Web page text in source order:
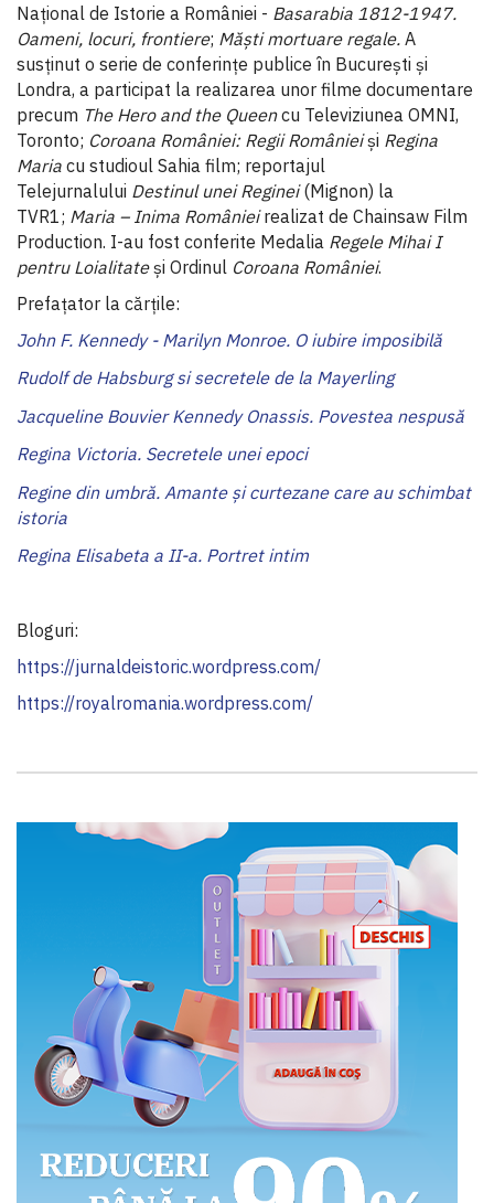
Național de Istorie a României - Basarabia 1812-1947.
Oameni, locuri, frontiere; Măști mortuare regale. A
susținut o serie de conferințe publice în București și
Londra, a participat la realizarea unor filme documentare
precum The Hero and the Queencu Televiziunea OMNI,
Toronto; Coroana României: Regii Românieiși Regina
Maria cu studioul Sahia film; reportajul
Telejurnalului Destinul unei Reginei(Mignon) la
TVR1; Maria – Inima Românieirealizat de Chainsaw Film
Production. I-au fost conferite Medalia Regele Mihai I
pentru Loialitateși Ordinul Coroana României.
Prefaţator la cărţile:
John F. Kennedy - Marilyn Monroe. O iubire imposibilă
Rudolf de Habsburg si secretele de la Mayerling
Jacqueline Bouvier Kennedy Onassis. Povestea nespusă
Regina Victoria. Secretele unei epoci
Regine din umbră. Amante şi curtezane care au schimbat
istoria
Regina Elisabeta a II-a. Portret intim
Bloguri:
https://jurnaldeistoric.wordpress.com/
https://royalromania.wordpress.com/